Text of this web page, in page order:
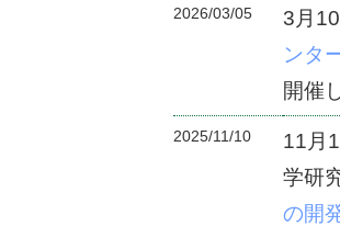
2026/03/05
3月
ンタ
開催
2025/11/10
11月
学研
の開